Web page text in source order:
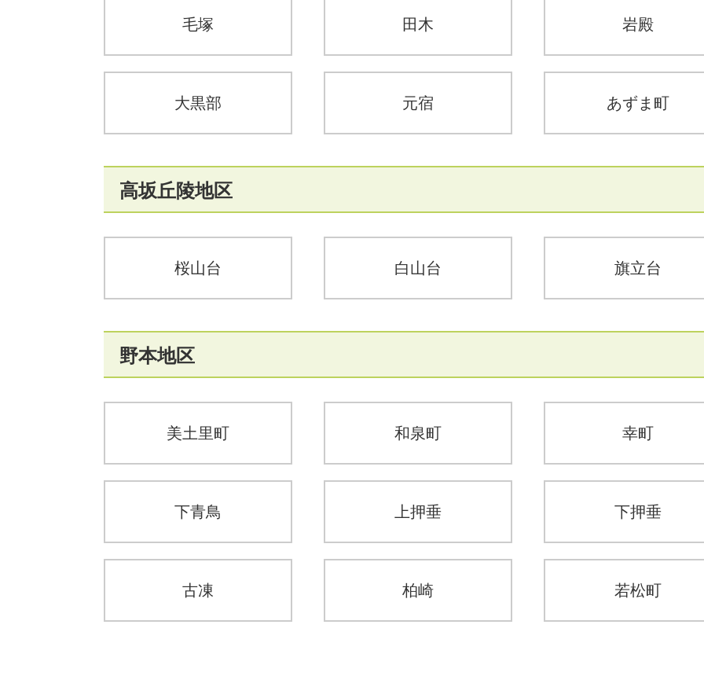
毛塚 田木 岩殿
大黒部 元宿 あずま町
高坂丘陵地区
桜山台 白山台 旗立台
野本地区
美土里町 和泉町 幸町
下青鳥 上押垂 下押垂
古凍 柏崎 若松町